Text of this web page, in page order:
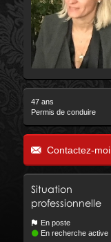
47 ans
Permis de conduire
Contactez-moi
Situation
professionnelle
En poste
En recherche active